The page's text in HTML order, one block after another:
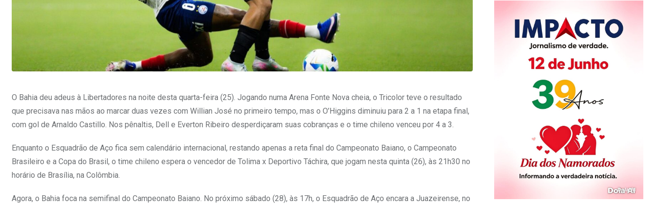
O Bahia deu adeus à Libertadores na noite desta quarta-feira (25). Jogando numa Arena Fonte Nova cheia, o Tricolor teve o resultado
que precisava nas mãos ao marcar duas vezes com Willian José no primeiro tempo, mas o O’Higgins diminuiu para 2 a 1 na etapa final,
com gol de Arnaldo Castillo. Nos pênaltis, Dell e Everton Ribeiro desperdiçaram suas cobranças e o time chileno venceu por 4 a 3.
Enquanto o Esquadrão de Aço fica sem calendário internacional, restando apenas a reta final do Campeonato Baiano, o Campeonato
Brasileiro e a Copa do Brasil, o time chileno espera o vencedor de Tolima x Deportivo Táchira, que jogam nesta quinta (26), às 21h30 no
horário de Brasília, na Colômbia.
Agora, o Bahia foca na semifinal do Campeonato Baiano. No próximo sábado (28), às 17h, o Esquadrão de Aço encara a Juazeirense, no